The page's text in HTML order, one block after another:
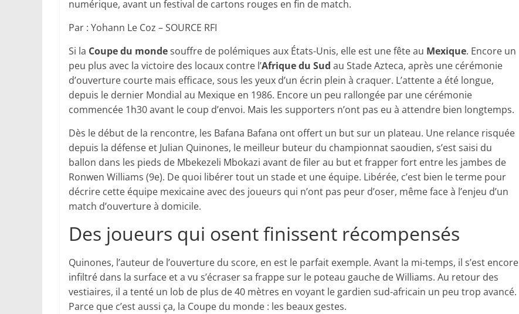
numérique, avant un festival de cartons rouges en fin de match.
Par : Yohann Le Coz – SOURCE RFI
Si la Coupe du mondesouffre de polémiques aux États-Unis, elle est une fête au Mexique. Encore un
peu plus avec la victoire des locaux contre l’Afrique du Sud au Stade Azteca, après une cérémonie
d’ouverture courte mais efficace, sous les yeux d’un écrin plein à craquer. L’attente a été longue,
depuis le dernier Mondial au Mexique en 1986. Encore un peu rallongée par une cérémonie
commencée 1h30 avant le coup d’envoi. Mais les supporters n’ont pas eu à attendre bien longtemps.
Dès le début de la rencontre, les Bafana Bafana ont offert un but sur un plateau. Une relance risquée
depuis la défense et Julian Quinones, le meilleur buteur du championnat saoudien, s’est saisi du
ballon dans les pieds de Mbekezeli Mbokazi avant de filer au but et frapper fort entre les jambes de
Ronwen Williams (9e). De quoi libérer tout un stade et une équipe. Libérée, c’est bien le terme pour
décrire cette équipe mexicaine avec des joueurs qui n’ont pas peur d’oser, même face à l’enjeu d’un
match d’ouverture à domicile.
Des joueurs qui osent finissent récompensés
Quinones, l’auteur de l’ouverture du score, en est le parfait exemple. Avant la mi-temps, il s’est encore
infiltré dans la surface et a vu s’écraser sa frappe sur le poteau gauche de Williams. Au retour des
vestiaires, il a tenté un lob de plus de 40 mètres en voyant le gardien sud-africain un peu trop avancé.
Parce que c’est aussi ça, la Coupe du monde : les beaux gestes.